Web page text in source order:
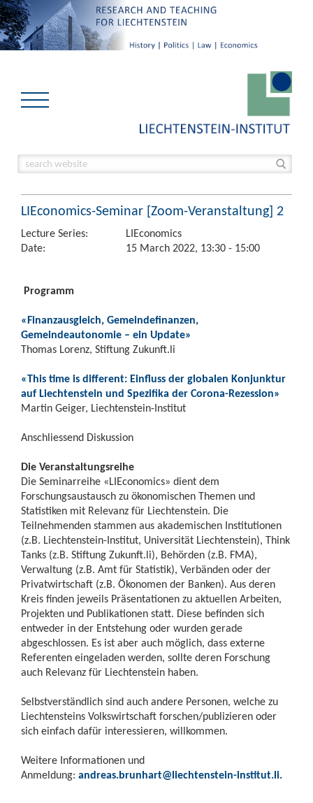
LIEconomics-Seminar [Zoom-Veranstaltung] 2
Lecture Series:
LIEconomics
Date:
15 March 2022, 13:30 - 15:00
Programm
«Finanzausgleich, Gemeindefinanzen,
Gemeindeautonomie – ein Update»
Thomas Lorenz, Stiftung Zukunft.li
«This time is different: Einfluss der globalen Konjunktur
auf Liechtenstein und Spezifika der Corona-Rezession»
Martin Geiger, Liechtenstein-Institut
Anschliessend Diskussion
Die Veranstaltungsreihe
Die Seminarreihe «LIEconomics» dient dem
Forschungsaustausch zu ökonomischen Themen und
Statistiken mit Relevanz für Liechtenstein. Die
Teilnehmenden stammen aus akademischen Institutionen
(z.B. Liechtenstein-Institut, Universität Liechtenstein), Think
Tanks (z.B. Stiftung Zukunft.li), Behörden (z.B. FMA),
Verwaltung (z.B. Amt für Statistik), Verbänden oder der
Privatwirtschaft (z.B. Ökonomen der Banken). Aus deren
Kreis finden jeweils Präsentationen zu aktuellen Arbeiten,
Projekten und Publikationen statt. Diese befinden sich
entweder in der Entstehung oder wurden gerade
abgeschlossen. Es ist aber auch möglich, dass externe
Referenten eingeladen werden, sollte deren Forschung
auch Relevanz für Liechtenstein haben.
Selbstverständlich sind auch andere Personen, welche zu
Liechtensteins Volkswirtschaft forschen/publizieren oder
sich einfach dafür interessieren, willkommen.
Weitere Informationen und
Anmeldung: andreas.brunhart@liechtenstein-institut.li.